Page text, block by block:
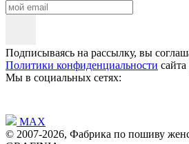
Подписываясь на рассылку, вы
Политики конфиденциальности
Мы в социальных сетях:
MAX
© 2007-2026, Фабрика по пошиву